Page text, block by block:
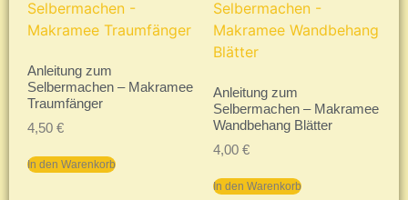
Anleitung zum
Selbermachen – Makramee
Traumfänger
4,50 €
In den Warenkorb
Anleitung zum
Selbermachen – Makramee
Wandbehang Blätter
4,00 €
In den Warenkorb